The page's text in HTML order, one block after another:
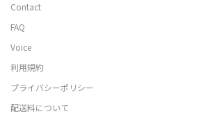
Contact
FAQ
Voice
利用規約
プライバシーポリシー
配送料について